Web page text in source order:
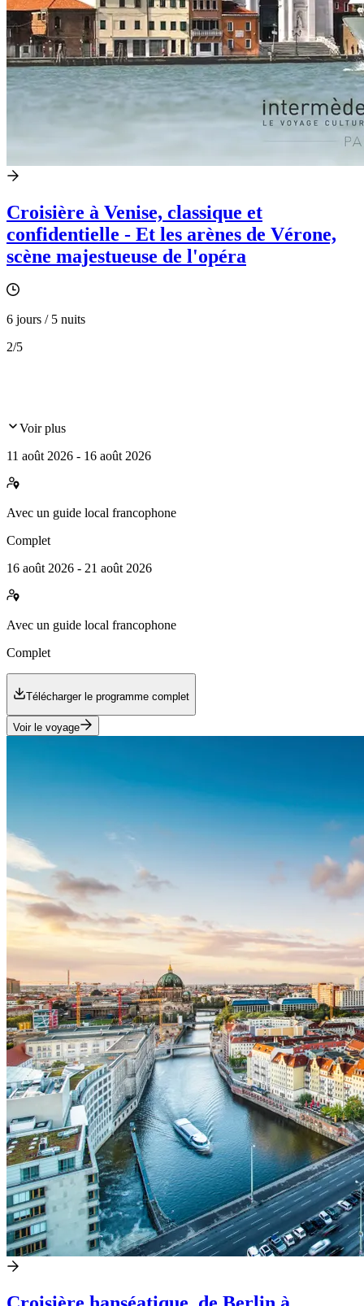
Croisière à Venise, classique et
confidentielle - Et les arènes de Vérone,
scène majestueuse de l'opéra
6 jours / 5 nuits
2/5
Voir plus
11 août 2026 - 16 août 2026
Avec un guide local francophone
Complet
16 août 2026 - 21 août 2026
Avec un guide local francophone
Complet
Télécharger le programme complet
Voir le voyage